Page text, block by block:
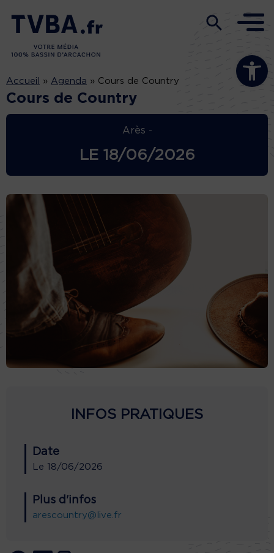
Ouvrir la
Accueil » Agenda » Cours de Country
Cours de Country
Arès -
LE 18/06/2026
INFOS PRATIQUES
Date
Le 18/06/2026
Plus d'infos
arescountry@live.fr